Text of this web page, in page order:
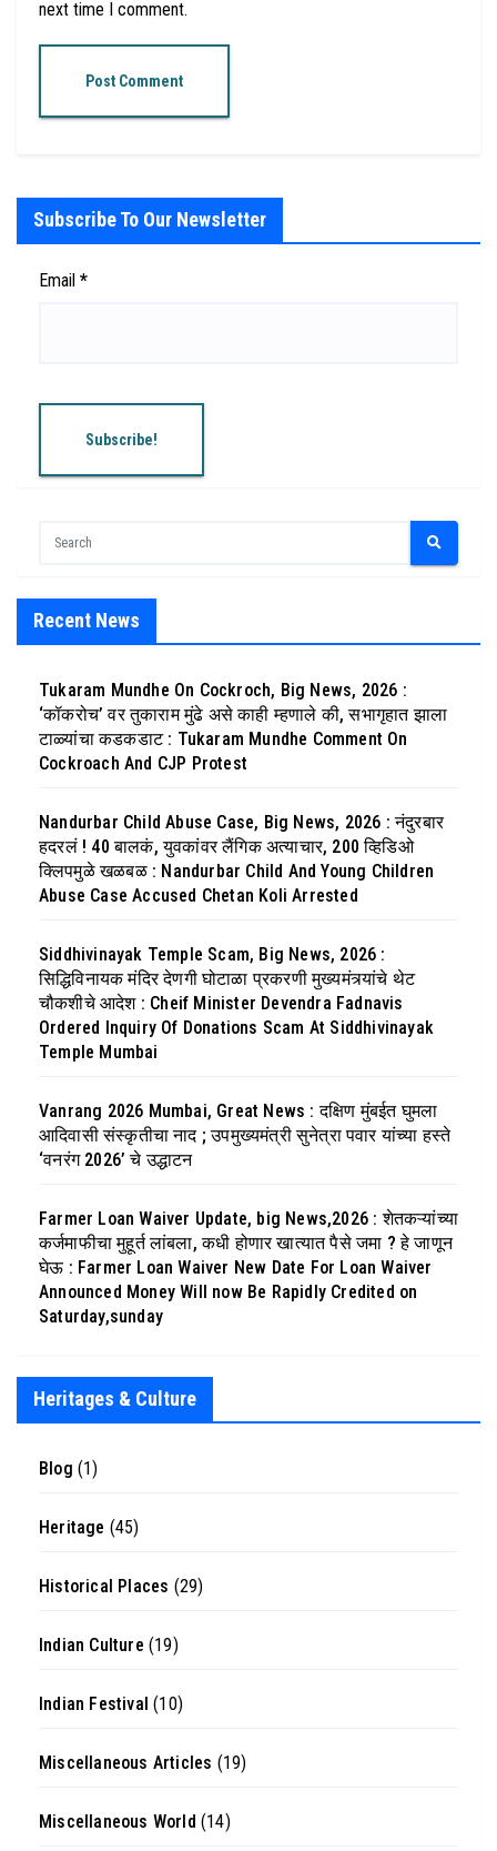
next time I comment.
Subscribe To Our Newsletter
Email *
Recent News
Tukaram Mundhe On Cockroch, Big News, 2026 :
‘कॉकरोच’ वर तुकाराम मुंढे असे काही म्हणाले की, सभागृहात झाला
टाळ्यांचा कडकडाट : Tukaram Mundhe Comment On
Cockroach And CJP Protest
Nandurbar Child Abuse Case, Big News, 2026 : नंदुरबार
हदरलं ! 40 बालकं, युवकांवर लैंगिक अत्याचार, 200 व्हिडिओ
क्लिपमुळे खळबळ : Nandurbar Child And Young Children
Abuse Case Accused Chetan Koli Arrested
Siddhivinayak Temple Scam, Big News, 2026 :
सिद्धिविनायक मंदिर देणगी घोटाळा प्रकरणी मुख्यमंत्र्यांचे थेट
चौकशीचे आदेश : Cheif Minister Devendra Fadnavis
Ordered Inquiry Of Donations Scam At Siddhivinayak
Temple Mumbai
Vanrang 2026 Mumbai, Great News : दक्षिण मुंबईत घुमला
आदिवासी संस्कृतीचा नाद ; उपमुख्यमंत्री सुनेत्रा पवार यांच्या हस्ते
‘वनरंग 2026’ चे उद्धाटन
Farmer Loan Waiver Update, big News,2026 : शेतकऱ्यांच्या
कर्जमाफीचा मुहूर्त लांबला, कधी होणार खात्यात पैसे जमा ? हे जाणून
घेऊ : Farmer Loan Waiver New Date For Loan Waiver
Announced Money Will now Be Rapidly Credited on
Saturday,sunday
Heritages & Culture
Blog (1)
Heritage (45)
Historical Places (29)
Indian Culture (19)
Indian Festival (10)
Miscellaneous Articles (19)
Miscellaneous World (14)